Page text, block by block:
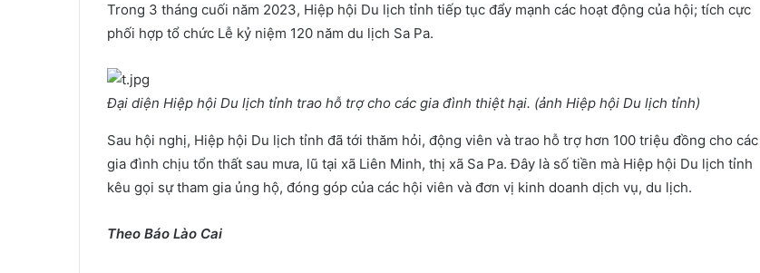
Trong 3 tháng cuối năm 2023, Hiệp hội Du lịch tỉnh tiếp tục đẩy mạnh các hoạt động của hội; tích cực
phối hợp tổ chức Lễ kỷ niệm 120 năm du lịch Sa Pa.
Đại diện Hiệp hội Du lịch tỉnh trao hỗ trợ cho các gia đình thiệt hại. (ảnh Hiệp hội Du lịch tỉnh)
Sau hội nghị, Hiệp hội Du lịch tỉnh đã tới thăm hỏi, động viên và trao hỗ trợ hơn 100 triệu đồng cho các
gia đình chịu tổn thất sau mưa, lũ tại xã Liên Minh, thị xã Sa Pa. Đây là số tiền mà Hiệp hội Du lịch tỉnh
kêu gọi sự tham gia ủng hộ, đóng góp của các hội viên và đơn vị kinh doanh dịch vụ, du lịch.
Theo Báo Lào Cai